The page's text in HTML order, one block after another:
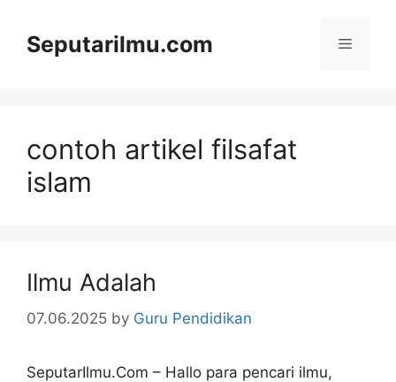
contentSeputarilmu.com Menu
contoh artikel filsafat
islam
Ilmu Adalah
07.06.2025 by Guru Pendidikan
SeputarIlmu.Com – Hallo para pencari ilmu,